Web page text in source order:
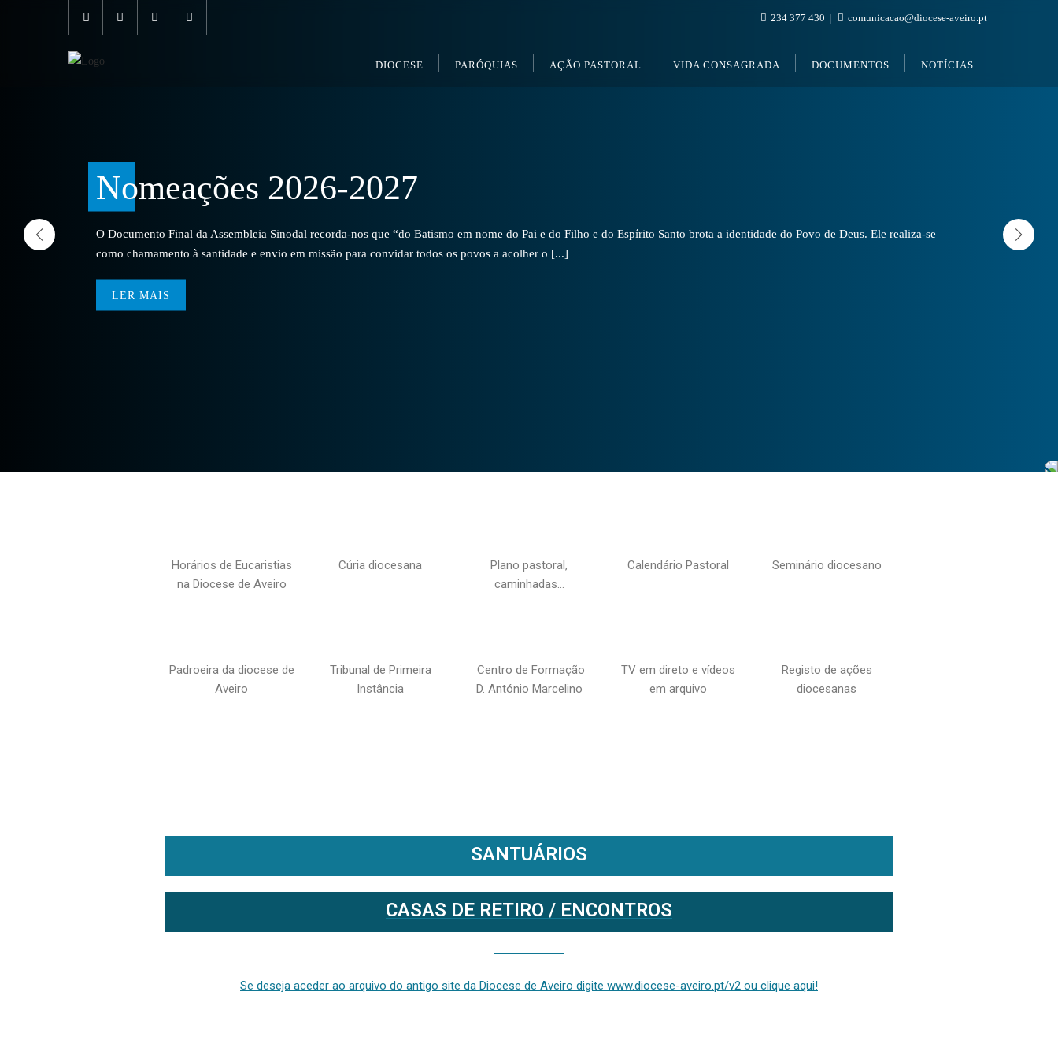
234 377 430 comunicacao@diocese-aveiro.pt
DIOCESE PARÓQUIAS AÇÃO PASTORAL VIDA CONSAGRADA DOCUMENTOS NOTÍCIAS
Nomeações 2026-2027
O Documento Final da Assembleia Sinodal recorda-nos que “do Batismo em nome do Pai e do Filho e do Espírito Santo brota a identidade do Povo de Deus. Ele realiza-se
como chamamento à santidade e envio em missão para convidar todos os povos a acolher o [...]
LER MAIS
Horários de Eucaristias
na Diocese de Aveiro
Cúria diocesana
Plano pastoral,
caminhadas…
Calendário Pastoral Seminário diocesano
Padroeira da diocese de
Aveiro
Tribunal de Primeira
Instância
Centro de Formação
D. António Marcelino
TV em direto e vídeos
em arquivo
Registo de ações
diocesanas
SANTUÁRIOS
CASAS DE RETIRO / ENCONTROS
Se deseja aceder ao arquivo do antigo site da Diocese de Aveiro digite www.diocese-aveiro.pt/v2 ou clique aqui!